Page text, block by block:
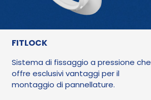
FITLOCK
Sistema di fissaggio a pressione che
offre esclusivi vantaggi per il
montaggio di pannellature.